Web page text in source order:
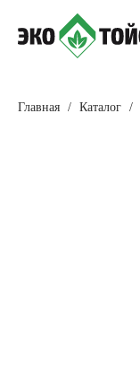
Главная Каталог